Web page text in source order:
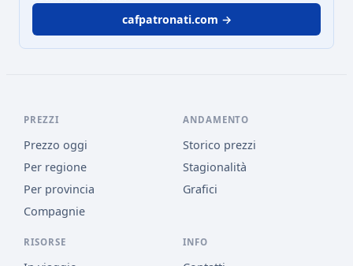
cafpatronati.com →
PREZZI
Prezzo oggi
Per regione
Per provincia
Compagnie
ANDAMENTO
Storico prezzi
Stagionalità
Grafici
RISORSE INFO